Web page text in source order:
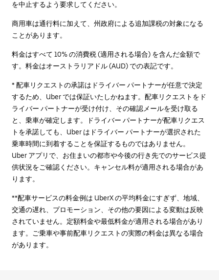
を中止するよう要求してください。
商用車は通行料に加えて、州政府による追加課税の対象になる
ことがあります。
料金はすべて 10% の消費税 (適用される場合) を含んだ金額で
す。料金はオーストラリアドル (AUD) での表記です。
* 配車リクエストの承諾はドライバー パートナーが任意で決定
するため、Uber では保証いたしかねます。配車リクエストをド
ライバー パートナーが受け付け、その確認メールを受け取る
と、乗車が確定します。ドライバー パートナーが配車リクエス
トを承諾しても、Uber はドライバー パートナーが選択された
乗車時間に到着することを保証するものではありません。
Uber アプリで、お住まいの都市や今後の行き先でのサービス提
供状況をご確認ください。キャンセル料が適用される場合があ
ります。
**配車サービスの料金例は UberX の平均料金にすぎず、地域、
交通の遅れ、プロモーション、その他の要因による変動は反映
されていません。定額料金や最低料金が適用される場合があり
ます。ご乗車や事前配車リクエストの実際の料金は異なる場合
があります。